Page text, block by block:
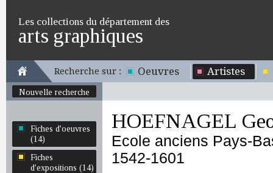
Les collections du département des
arts graphiques
Recherche sur : Oeuvres Artistes
Nouvelle recherche
Fiches d'oeuvres
(14)
Fiches
d'expositions (14)
HOEFNAGEL
Ecole anciens Pays-
1542-1601